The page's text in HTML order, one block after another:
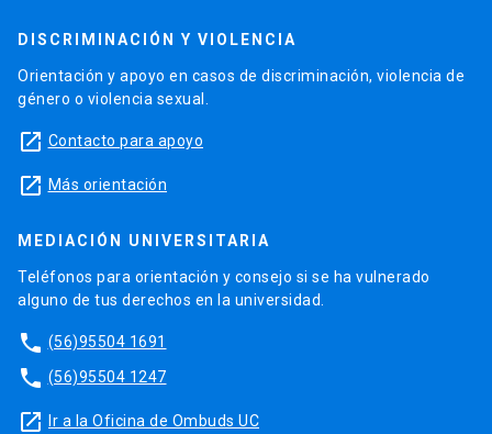
DISCRIMINACIÓN Y VIOLENCIA
Orientación y apoyo en casos de discriminación, violencia de
género o violencia sexual.
launch Contacto para apoyo
launch Más orientación
MEDIACIÓN UNIVERSITARIA
Teléfonos para orientación y consejo si se ha vulnerado
alguno de tus derechos en la universidad.
phone (56)95504 1691
phone (56)95504 1247
launch Ir a la Oficina de Ombuds UC